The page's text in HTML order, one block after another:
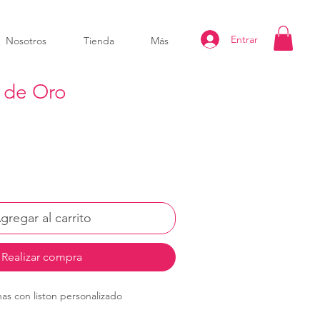
Nosotros Tienda Más Entrar
Oro
al carrito
Realizar compra
con liston personalizado